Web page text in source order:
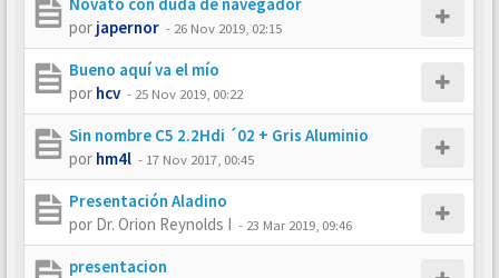
por japernor - 26 Nov 2019, 02:15
Bueno aquí va el mío
por hcv - 25 Nov 2019, 00:22
Sin nombre C5 2.2Hdi ´02 + Gris Aluminio
por hm4l - 17 Nov 2017, 00:45
Presentación Aladino
por Dr. Orion Reynolds I - 23 Mar 2019, 09:46
presentacion